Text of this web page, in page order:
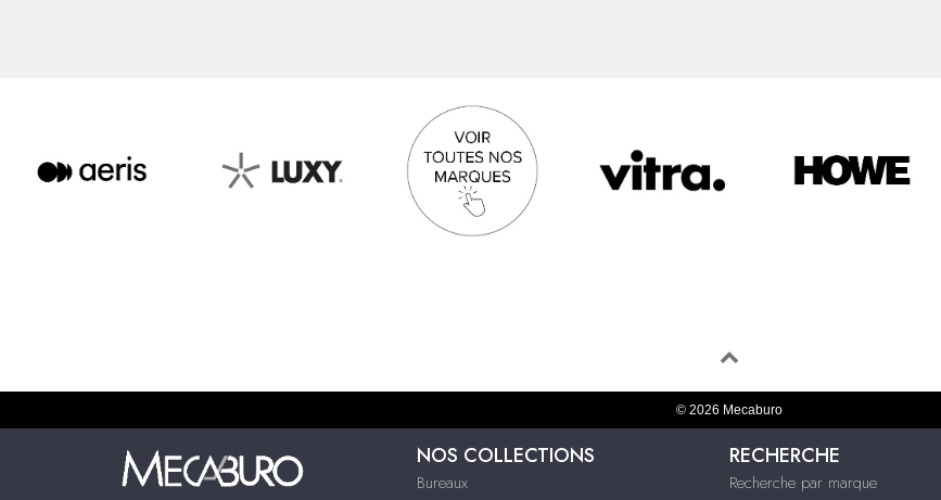
© 2026 Mecaburo
NOS COLLECTIONS
Bureaux
RECHERCHE
Recherche par marque